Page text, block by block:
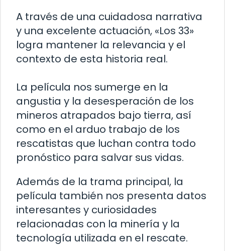
A través de una cuidadosa narrativa
y una excelente actuación, «Los 33»
logra mantener la relevancia y el
contexto de esta historia real.
La película nos sumerge en la
angustia y la desesperación de los
mineros atrapados bajo tierra, así
como en el arduo trabajo de los
rescatistas que luchan contra todo
pronóstico para salvar sus vidas.
Además de la trama principal, la
película también nos presenta datos
interesantes y curiosidades
relacionadas con la minería y la
tecnología utilizada en el rescate.